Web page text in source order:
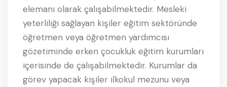
elemanı olarak çalışabilmektedir. Mesleki
yeterliliği sağlayan kişiler eğitim sektöründe
öğretmen veya öğretmen yardımcısı
gözetiminde erken çocukluk eğitim kurumları
içerisinde de çalışabilmektedir. Kurumlar da
görev yapacak kişiler ilkokul mezunu veya